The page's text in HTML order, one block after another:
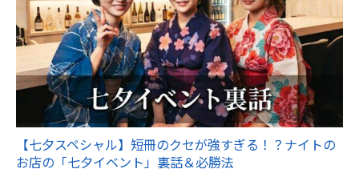
【七夕スペシャル】短冊のクセが強すぎる！？ナイトの
お店の「七夕イベント」裏話＆必勝法